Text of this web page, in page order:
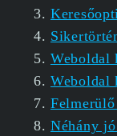
Weboldal
Weboldal
Néhány